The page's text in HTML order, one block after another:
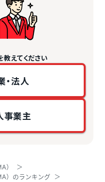
教えてください
・法人
事業主
）
）のランキング